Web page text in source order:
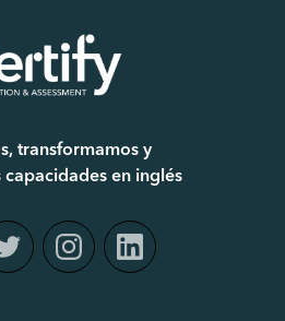
transformamos y
en inglés